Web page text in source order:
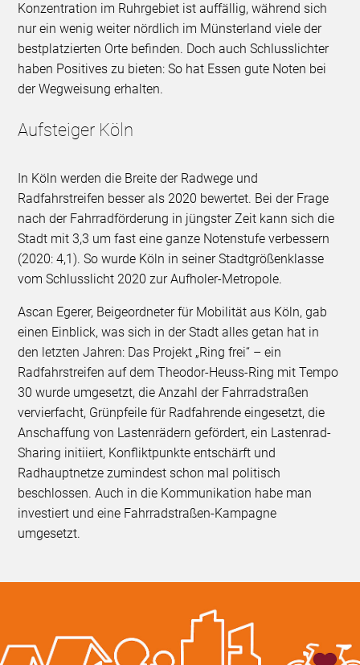
Konzentration im Ruhrgebiet ist auffällig, während sich
nur ein wenig weiter nördlich im Münsterland viele der
bestplatzierten Orte befinden. Doch auch Schlusslichter
haben Positives zu bieten: So hat Essen gute Noten bei
der Wegweisung erhalten.
Aufsteiger Köln
In Köln werden die Breite der Radwege und
Radfahrstreifen besser als 2020 bewertet. Bei der Frage
nach der Fahrradförderung in jüngster Zeit kann sich die
Stadt mit 3,3 um fast eine ganze Notenstufe verbessern
(2020: 4,1). So wurde Köln in seiner Stadtgrößenklasse
vom Schlusslicht 2020 zur Aufholer-Metropole.
Ascan Egerer, Beigeordneter für Mobilität aus Köln, gab
einen Einblick, was sich in der Stadt alles getan hat in
den letzten Jahren: Das Projekt „Ring frei“ – ein
Radfahrstreifen auf dem Theodor-Heuss-Ring mit Tempo
30 wurde umgesetzt, die Anzahl der Fahrradstraßen
vervierfacht, Grünpfeile für Radfahrende eingesetzt, die
Anschaffung von Lastenrädern gefördert, ein Lastenrad-
Sharing initiiert, Konfliktpunkte entschärft und
Radhauptnetze zumindest schon mal politisch
beschlossen. Auch in die Kommunikation habe man
investiert und eine Fahrradstraßen-Kampagne
umgesetzt.